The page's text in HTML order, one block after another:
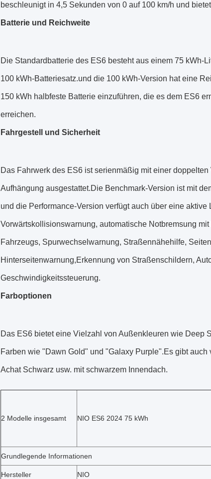
beschleunigt in 4,5 Sekunden von 0 auf 100 km/h und
Batterie und Reichweite
Die Standardbatterie des ES6 besteht aus einem 75 kWh-
100 kWh-Batteriesatz.und die 100 kWh-Version hat eine
150 kWh halbfeste Batterie einzuführen, die es dem ES6
erreichen.
Fahrgestell und Sicherheit
Das Fahrwerk des ES6 ist serienmäßig mit einer
Aufhängung ausgestattet.Die Benchmark-Version ist mit
und die Performance-Version verfügt auch über eine
Vorwärtskollisionswarnung, automatische Notbremsung
Fahrzeugs, Spurwechselwarnung, Straßennähehilfe,
Hinterseitenwarnung,Erkennung von Straßenschildern,
Geschwindigkeitssteuerung.
Farboptionen
Das ES6 bietet eine Vielzahl von Außenkleuren wie Deep
Farben wie "Dawn Gold" und "Galaxy Purple".Es gibt
Achat Schwarz usw. mit schwarzem Innendach.
2 Modelle insgesamt NIO ES6 2024 75 kWh
Grundlegende Informationen
Hersteller NIO